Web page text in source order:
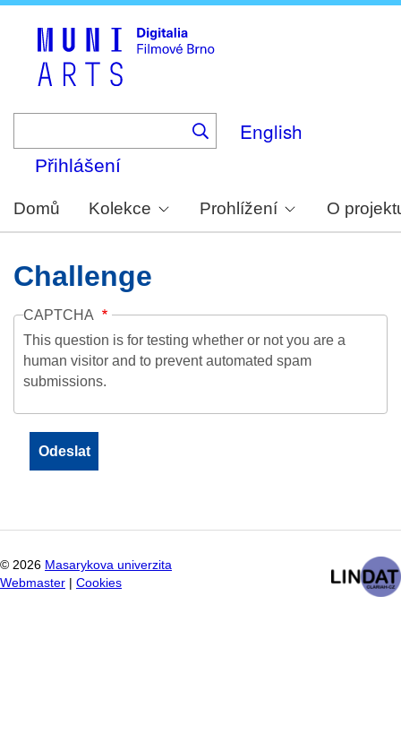
English
Přihlášení
Domů Kolekce Prohlížení O
Challenge
CAPTCHA
This question is for testing whether or not you are a
human visitor and to prevent automated spam
submissions.
© 2026 Masarykova univerzita
Webmaster
Cookies